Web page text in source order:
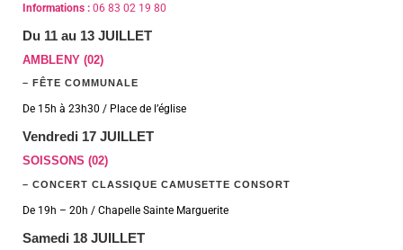
Informations : 06 83 02 19 80
Du 11 au 13 JUILLET
AMBLENY (02)
– FÊTE COMMUNALE
De 15h à 23h30 / Place de l’église
Vendredi 17 JUILLET
SOISSONS (02)
– CONCERT CLASSIQUE CAMUSETTE CONSORT
De 19h – 20h / Chapelle Sainte Marguerite
Samedi 18 JUILLET